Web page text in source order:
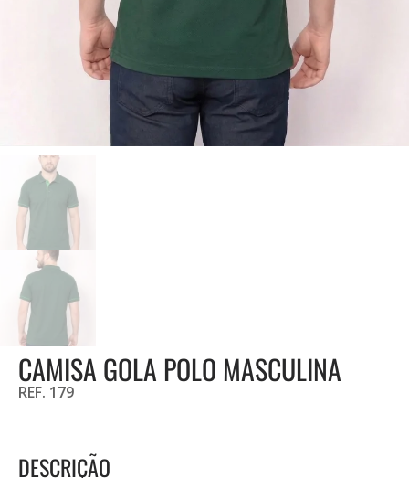
CAMISA GOLA POLO MASCULINA
REF. 179
DESCRIÇÃO